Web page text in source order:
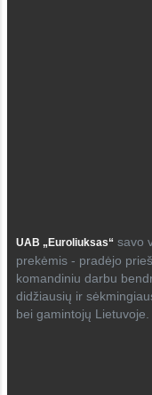
UAB „Euroliuksas“ savo
prekėmis - pradėjo
komandiniu darbu
didžiausių ir
bei gamintojų Lietuvoje.